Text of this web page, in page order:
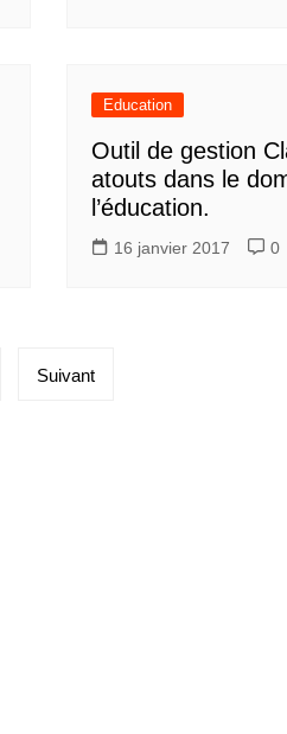
Education
Outil de gestion
atouts dans le
l’éducation.
16 janvier 2017 0
Suivant